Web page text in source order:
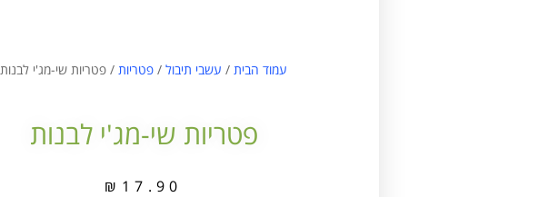
עמוד הבית / עשבי תיבול / פטריות / פטריות שי-מג'י לבנות
פטריות שי-מג'י לבנות
₪ 17.90